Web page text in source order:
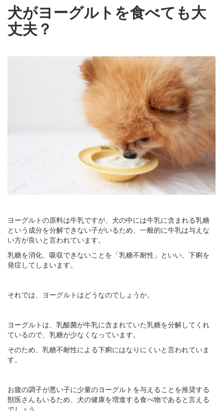
犬がヨーグルトを食べても大
丈夫？
ヨーグルトの原料は牛乳ですが、犬の中には牛乳に含まれる乳糖
という成分を分解できない子がいるため、一般的に牛乳は与えな
い方が良いと言われています。
乳糖を消化、吸収できないことを「乳糖不耐性」といい、下痢を
発症してしまいます。
それでは、ヨーグルトはどうなのでしょうか。
ヨーグルトは、乳酸菌が牛乳に含まれていた乳糖を分解してくれ
ているので、乳糖が少なくなっています。
そのため、乳糖不耐性による下痢にはなりにくいと言われていま
す。
お腹の調子が悪い子に少量のヨーグルトを与えることを推奨する
獣医さんもいるため、犬の健康を増進する食べ物であると言える